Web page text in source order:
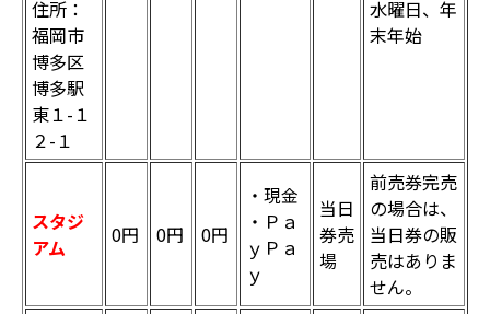
住所：
福岡市
博多区
博多駅
東１-１
２-１
水曜日、年
末年始
スタジ
アム
0円 0円 0円
・現金
・Ｐａ
ｙＰａ
ｙ
当日
券売
場
前売券完売
の場合は、
当日券の販
売はありま
せん。